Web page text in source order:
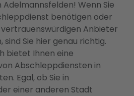
Wenn Sie
benötigen oder
Anbieter
sind Sie hier genau richtig.
bietet Ihnen eine
Abschleppdiensten in
Egal, ob Sie in
einer anderen Stadt